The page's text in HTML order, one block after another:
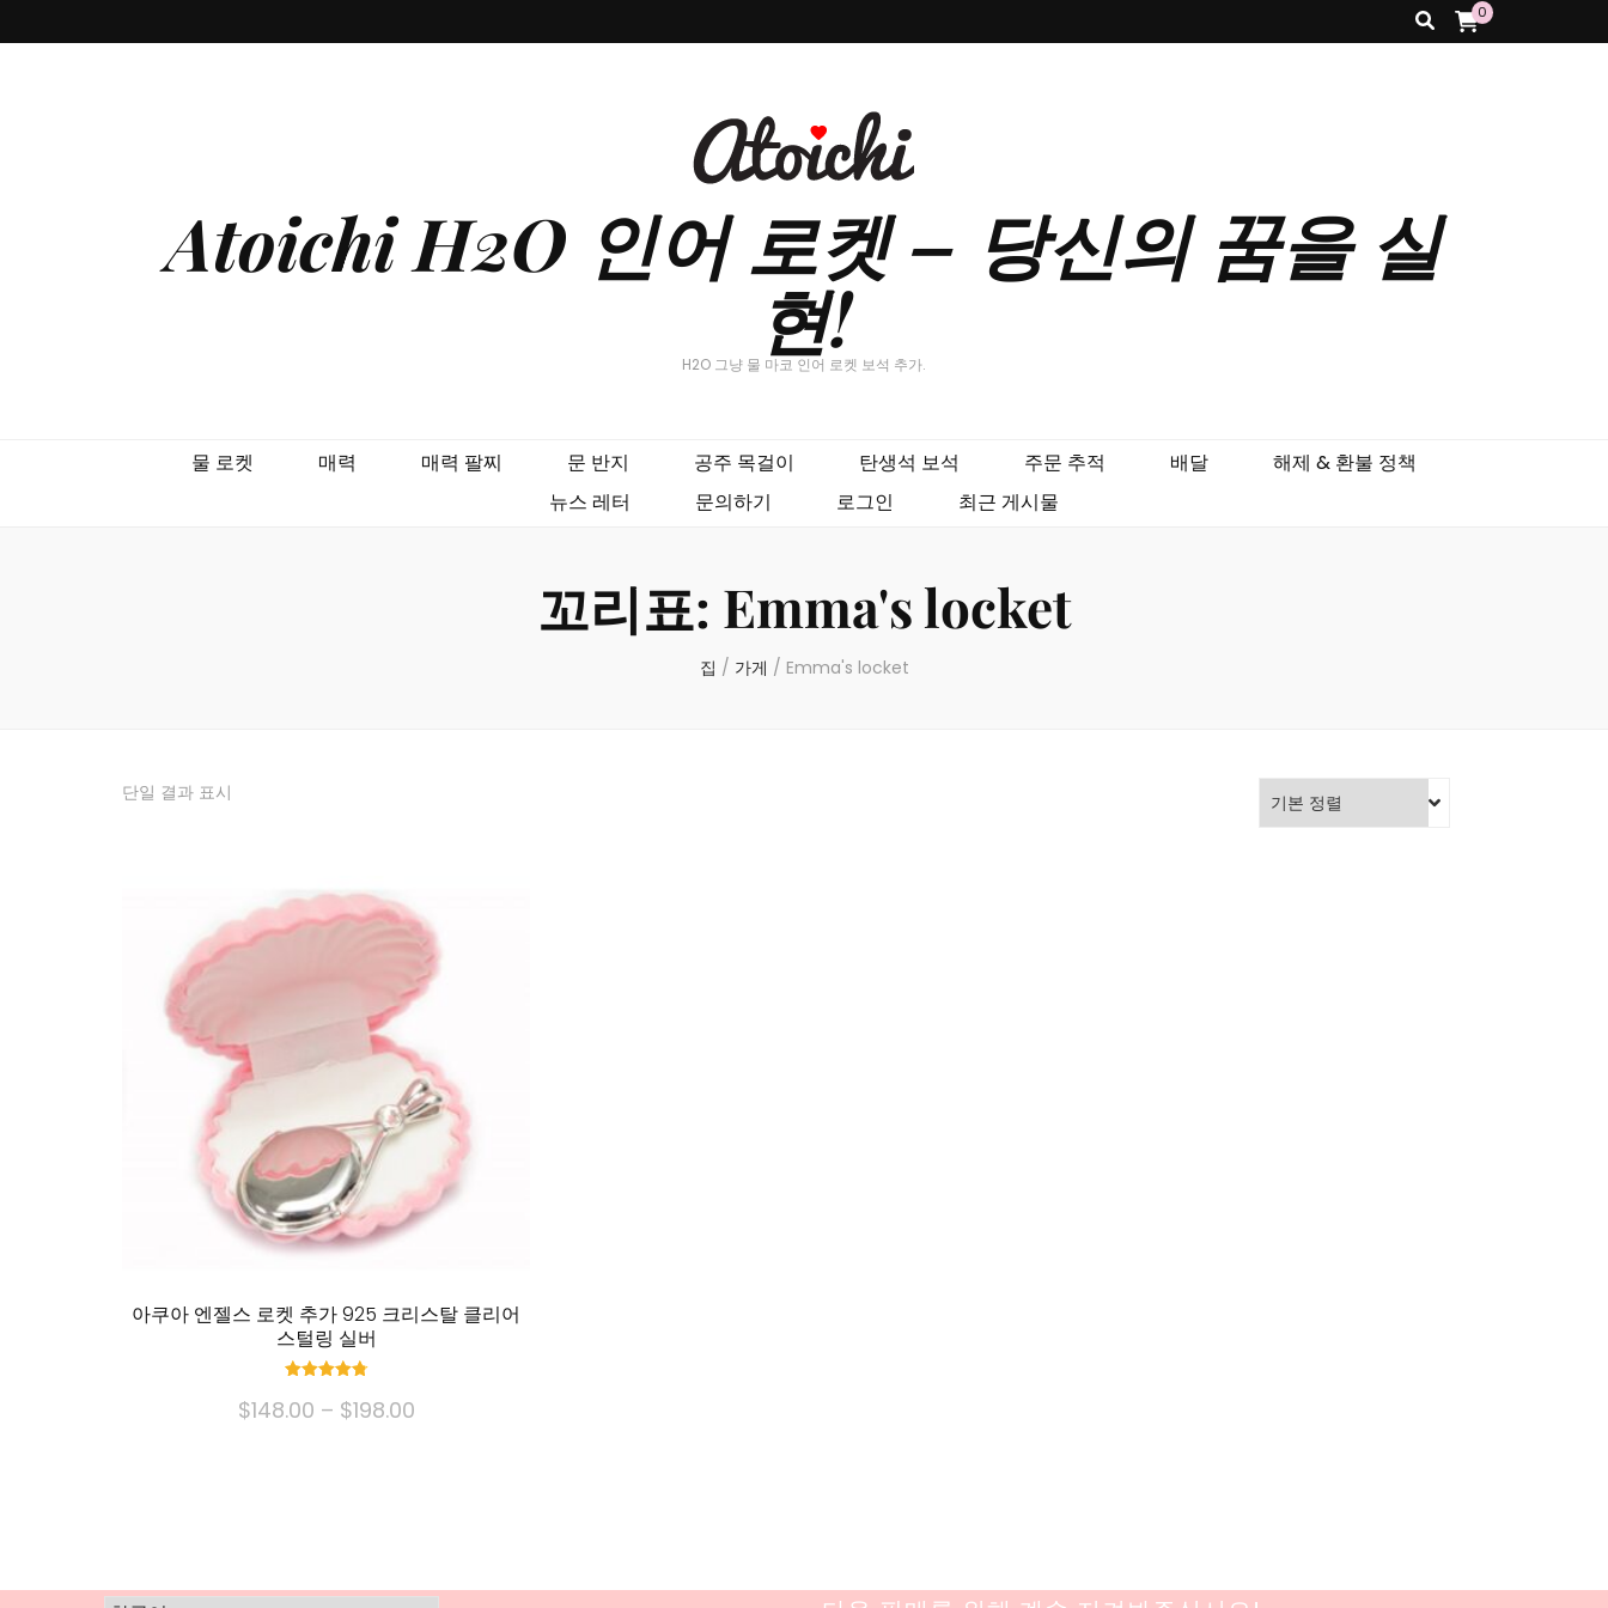
0
Atoichi H2O 인어 로켓 – 당신의 꿈을 실
현!
H2O 그냥 물 마코 인어 로켓 보석 추가.
물 로켓 매력 매력 팔찌 문 반지 공주 목걸이 탄생석 보석 주문 추적 배달
해제 & 환불 정책
뉴스 레터
문의하기 로그인 최근 게시물
꼬리표: Emma's locket
집 / 가게 / Emma's locket
단일 결과 표시
아쿠아 엔젤스 로켓 추가 925 크리스탈 클리어
스털링 실버
4.83
중 5
$148.00 – $198.00가